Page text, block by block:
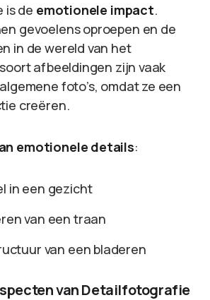
is de emotionele impact.
gevoelens oproepen en de
in de wereld van het
afbeeldingen zijn vaak
foto’s, omdat ze een
creëren.
emotionele details:
in een gezicht
van een traan
van een bladeren
van Detailfotografie